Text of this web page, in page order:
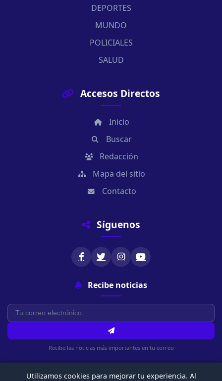
DEPORTES
MUNDO
POLICIALES
SALUD
Accesos Directos
Inicio
Buscar
Redacción
Mapa del sitio
Contacto
Síguenos
Recibe noticias
Recibe las noticias más importantes en tu correo
Utilizamos cookies para mejorar tu experiencia. Al